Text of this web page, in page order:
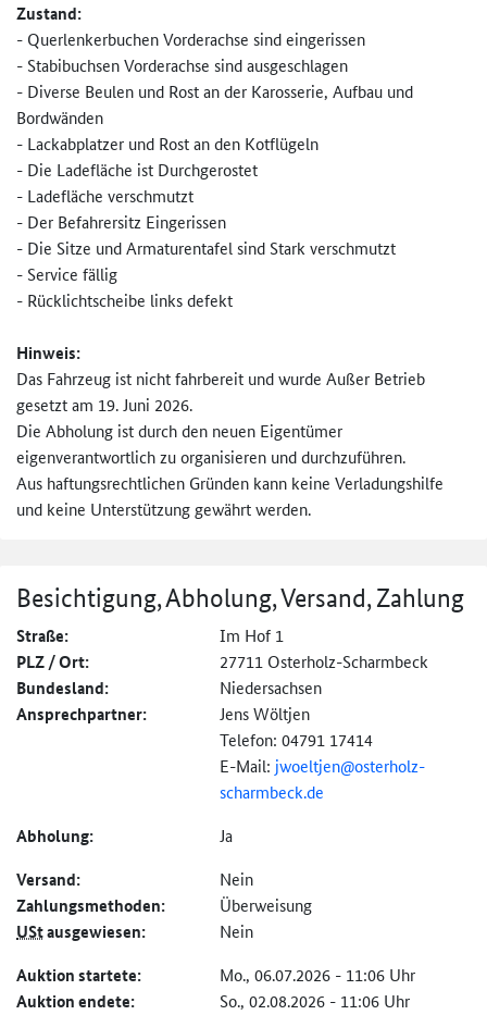
Zustand:
- Querlenkerbuchen Vorderachse sind eingerissen
- Stabibuchsen Vorderachse sind ausgeschlagen
- Diverse Beulen und Rost an der Karosserie, Aufbau und
Bordwänden
- Lackabplatzer und Rost an den Kotflügeln
- Die Ladefläche ist Durchgerostet
- Ladefläche verschmutzt
- Der Befahrersitz Eingerissen
- Die Sitze und Armaturentafel sind Stark verschmutzt
- Service fällig
- Rücklichtscheibe links defekt
Hinweis:
Das Fahrzeug ist nicht fahrbereit und wurde Außer Betrieb
gesetzt am 19. Juni 2026.
Die Abholung ist durch den neuen Eigentümer
eigenverantwortlich zu organisieren und durchzuführen.
Aus haftungsrechtlichen Gründen kann keine Verladungshilfe
und keine Unterstützung gewährt werden.
Besichtigung, Abholung, Versand, Zahlung
Straße: Im Hof 1
PLZ / Ort: 27711 Osterholz-Scharmbeck
Bundesland: Niedersachsen
Ansprechpartner:
Jens Wöltjen
Telefon: 04791 17414
E-Mail: jwoeltjen@osterholz-
scharmbeck.de
Abholung: Ja
Versand: Nein
Zahlungs­methoden: Überweisung
UStausgewiesen: Nein
Auktion startete: Mo., 06.07.2026 - 11:06 Uhr
Auktion endete: So., 02.08.2026 - 11:06 Uhr